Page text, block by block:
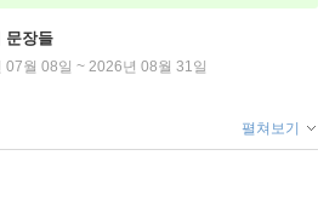
문장들
07월 08일 ~ 2026년 08월 31일
펼쳐보기